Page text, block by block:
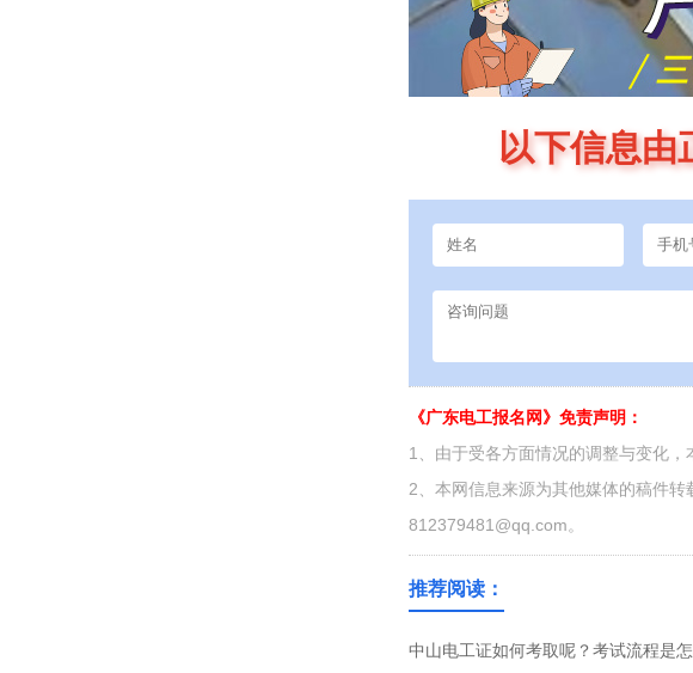
以下信息由
《广东电工报名网》免责声明：
1、由于受各方面情况的调整与变化，
2、本网信息来源为其他媒体的稿件
812379481@qq.com。
推荐阅读：
中山电工证如何考取呢？考试流程是